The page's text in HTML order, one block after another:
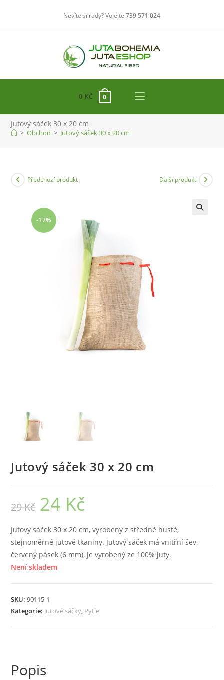
obsahu
Nevíte si rady? Volejte 739 571 024
0 KČ 0
Jutový sáček 30 x 20 cm
> Obchod > Jutový sáček 30 x 20 cm
-17%
Předchozí produkt Další produkt
Jutový sáček 30 x 20 cm
29Kč
Původní
cena
byla:
24 KčAktuální
Jutový sáček 30 x 20 cm, vyrobený z středně husté,
stejnoměrné jutové tkaniny. Jutový sáček má vnitřní šev,
červený pásek (6 mm), je vyrobený ze 100% juty.
Není skladem
SKU:90115-1
Kategorie: Jutové sáčky, Pytle
Popis